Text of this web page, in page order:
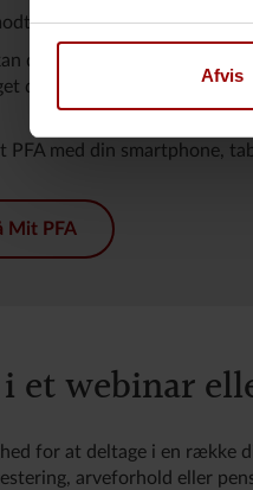
Afvis
din
du løbende få
dine forsikringsdækninger
PFA med din smartphone,
Mit PFA
et webinar
for at deltage i en række
arveforhold eller